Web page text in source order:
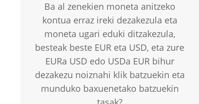
Ba al zenekien moneta anitzeko
kontua erraz ireki dezakezula eta
moneta ugari eduki ditzakezula,
besteak beste EUR eta USD, eta zure
EURa USD edo USDa EUR bihur
dezakezu noiznahi klik batzuekin eta
munduko baxuenetako batzuekin